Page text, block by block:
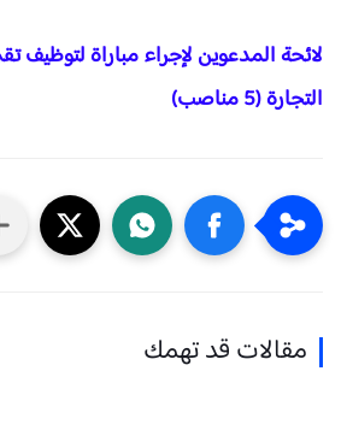
لائحة المدعوين لإجراء مباراة
التجارة (5 مناصب)
مقالات قد تهمك